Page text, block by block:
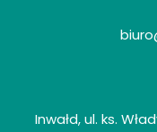
Inwałd, ul. ks.